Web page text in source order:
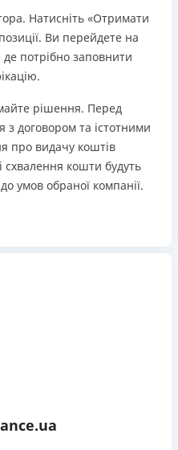
Натисніть «Отримати
Ви перейдете на
де потрібно заповнити
рішення. Перед
з договором та істотними
про видачу коштів
кошти будуть
умов обраної компанії.